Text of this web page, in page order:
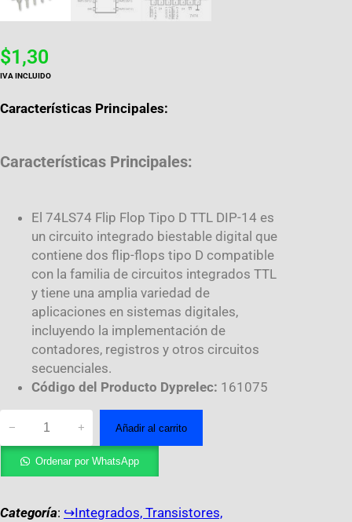
$1,30
IVA INCLUIDO
Características Principales:
Características Principales:
El 74LS74 Flip Flop Tipo D TTL DIP-14 es
un circuito integrado biestable digital que
contiene dos flip-flops tipo D compatible
con la familia de circuitos integrados TTL
y tiene una amplia variedad de
aplicaciones en sistemas digitales,
incluyendo la implementación de
contadores, registros y otros circuitos
secuenciales.
Código del Producto Dyprelec: 161075
− + Añadir al carrito
Ordenar por WhatsApp
Categoría: ↪︎Integrados, Transistores,